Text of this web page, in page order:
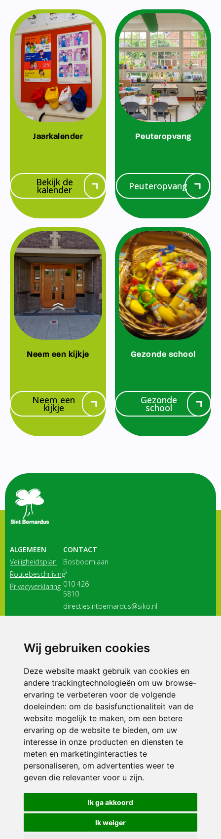
Wij gebruiken cookies
Deze website maakt gebruik van cookies en
andere trackingtechnologieën om uw browse-
ervaring te verbeteren voor de volgende
doeleinden: om de basisfunctionaliteit van de
website mogelijk te maken, om een betere
ervaring op de website te bieden, om uw
interesse in onze producten en diensten te
meten en marketinginteracties te
personaliseren, om advertenties weer te
geven die relevanter voor u zijn.
Ik ga akkoord
Ik weiger
Jaarkalender
Bekijk de
kalender
Peuteropvang
Peuteropvang
Neem een kijkje
Neem een
kijkje
Gezonde school
Gezonde
school
ALGEMEEN
Veiligheidsplan
Routebeschrijving
Privacyverklaring
CONTACT
Bosboomlaan
5
010 426
5810
directiesintbernardus@siko.nl
3116 JB
ONDERDEEL VAN
© 2026 Sint Bernardus | Alle rechten voorbehouden
Privacy policy|Disclaimer| Klachtenregeling|RSIN en Anbi
voorkeuren
Crealisatie The MindOffice